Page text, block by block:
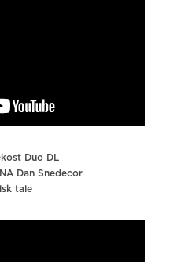
Duo DL
Dan Snedecor
tale